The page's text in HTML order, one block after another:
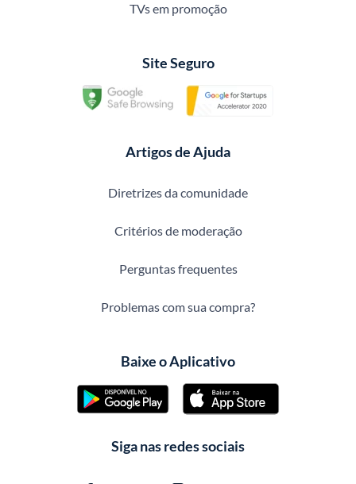
TVs em promoção
Site Seguro
Artigos de Ajuda
Diretrizes da comunidade
Critérios de moderação
Perguntas frequentes
Problemas com sua compra?
Baixe o Aplicativo
Siga nas redes sociais